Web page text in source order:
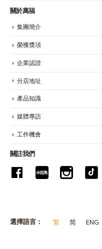
關於萬福
集團簡介
榮獲獎項
企業認證
分店地址
產品知識
媒體專訪
工作機會
關註我們
選擇語言： 繁 简 ENG